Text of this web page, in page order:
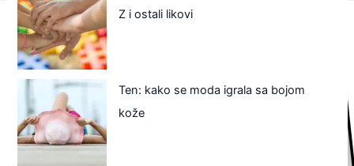
Z i ostali likovi
Ten: kako se moda igrala sa bojom
kože